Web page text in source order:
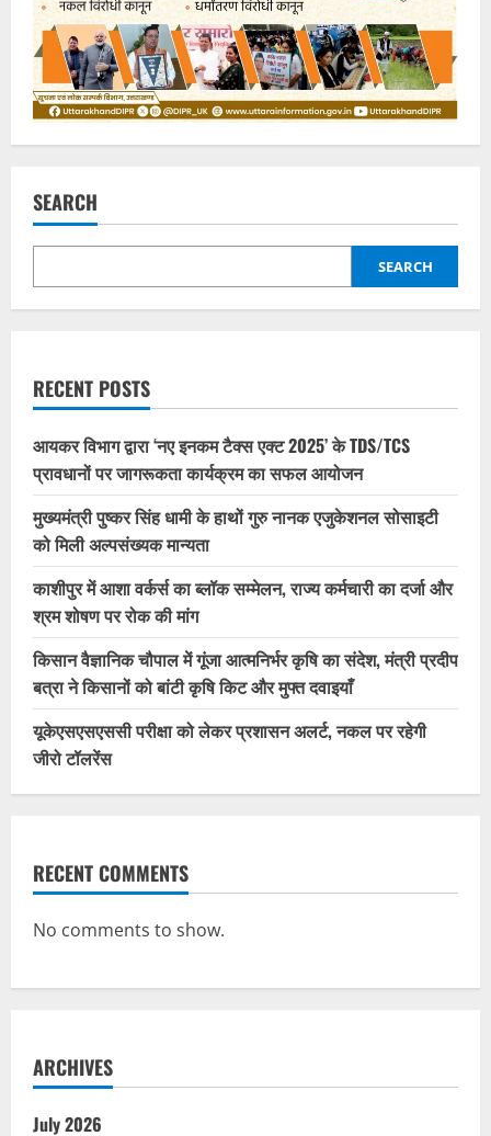
SEARCH
SEARCH
RECENT POSTS
आयकर विभाग द्वारा ‘नए इनकम टैक्स एक्ट 2025’ के TDS/TCS
प्रावधानों पर जागरूकता कार्यक्रम का सफल आयोजन
मुख्यमंत्री पुष्कर सिंह धामी के हाथों गुरु नानक एजुकेशनल सोसाइटी
को मिली अल्पसंख्यक मान्यता
काशीपुर में आशा वर्कर्स का ब्लॉक सम्मेलन, राज्य कर्मचारी का दर्जा और
श्रम शोषण पर रोक की मांग
किसान वैज्ञानिक चौपाल में गूंजा आत्मनिर्भर कृषि का संदेश, मंत्री प्रदीप
बत्रा ने किसानों को बांटी कृषि किट और मुफ्त दवाइयाँ
यूकेएसएसएससी परीक्षा को लेकर प्रशासन अलर्ट, नकल पर रहेगी
जीरो टॉलरेंस
RECENT COMMENTS
No comments to show.
ARCHIVES
July 2026